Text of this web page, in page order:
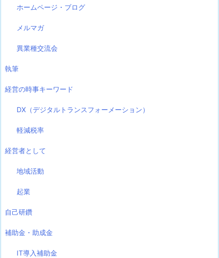
ホームページ・ブログ
メルマガ
異業種交流会
執筆
経営の時事キーワード
DX（デジタルトランスフォーメーション）
軽減税率
経営者として
地域活動
起業
自己研鑽
補助金・助成金
IT導入補助金